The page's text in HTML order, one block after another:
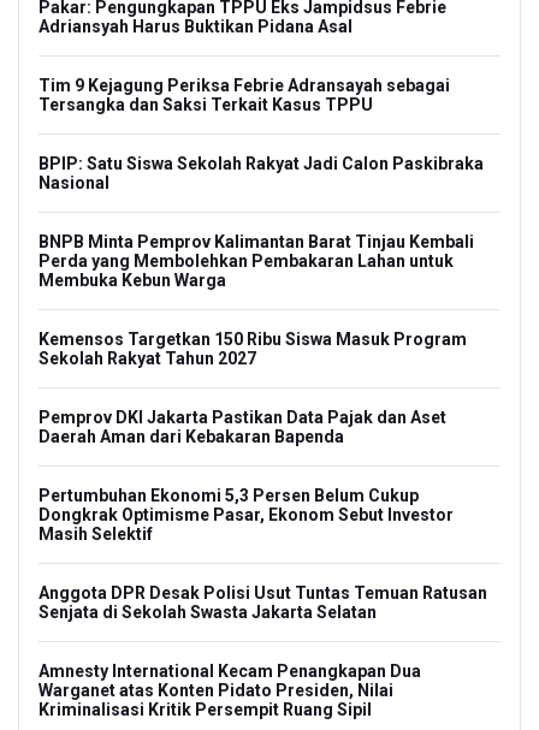
Pakar: Pengungkapan TPPU Eks Jampidsus Febrie
Adriansyah Harus Buktikan Pidana Asal
Tim 9 Kejagung Periksa Febrie Adransayah sebagai
Tersangka dan Saksi Terkait Kasus TPPU
BPIP: Satu Siswa Sekolah Rakyat Jadi Calon Paskibraka
Nasional
BNPB Minta Pemprov Kalimantan Barat Tinjau Kembali
Perda yang Membolehkan Pembakaran Lahan untuk
Membuka Kebun Warga
Kemensos Targetkan 150 Ribu Siswa Masuk Program
Sekolah Rakyat Tahun 2027
Pemprov DKI Jakarta Pastikan Data Pajak dan Aset
Daerah Aman dari Kebakaran Bapenda
Pertumbuhan Ekonomi 5,3 Persen Belum Cukup
Dongkrak Optimisme Pasar, Ekonom Sebut Investor
Masih Selektif
Anggota DPR Desak Polisi Usut Tuntas Temuan Ratusan
Senjata di Sekolah Swasta Jakarta Selatan
Amnesty International Kecam Penangkapan Dua
Warganet atas Konten Pidato Presiden, Nilai
Kriminalisasi Kritik Persempit Ruang Sipil